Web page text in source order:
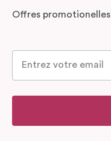
Offres promotionelles